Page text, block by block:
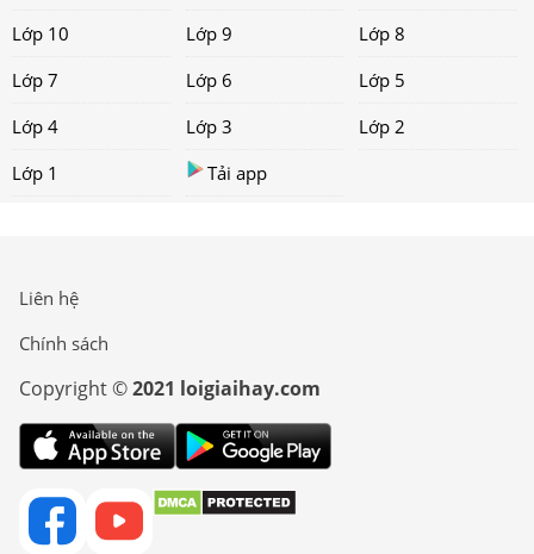
Lớp 10
Lớp 9
Lớp 8
Lớp 7
Lớp 6
Lớp 5
Lớp 4
Lớp 3
Lớp 2
Lớp 1
Tải app
Liên hệ
Chính sách
Copyright ©2021 loigiaihay.com